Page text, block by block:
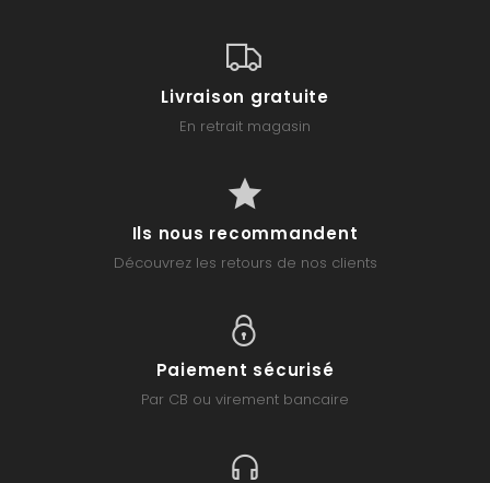
Livraison gratuite
En retrait magasin
Ils nous recommandent
Découvrez les retours de nos clients
Paiement sécurisé
Par CB ou virement bancaire